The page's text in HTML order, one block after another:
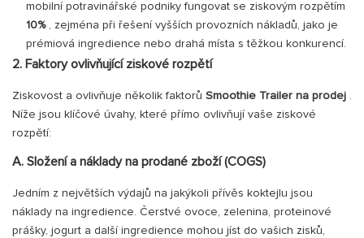
mobilní potravinářské podniky fungovat se ziskovým rozpětím
10% , zejména při řešení vyšších provozních nákladů, jako je
prémiová ingredience nebo drahá místa s těžkou konkurencí.
2. Faktory ovlivňující ziskové rozpětí
Ziskovost a ovlivňuje několik faktorů Smoothie Trailer na prodej .
Níže jsou klíčové úvahy, které přímo ovlivňují vaše ziskové
rozpětí:
A. Složení a náklady na prodané zboží (COGS)
Jedním z největších výdajů na jakýkoli přívěs koktejlu jsou
náklady na ingredience. Čerstvé ovoce, zelenina, proteinové
prášky, jogurt a další ingredience mohou jíst do vašich zisků,